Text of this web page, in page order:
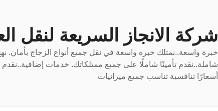
شركة الانجاز السريعة لنقل العفش
خبرة واسعة..نمتلك خبرة واسعة في نقل جميع أنواع الزجاج بأمان.
شاملة..نقدم تأمينًا شاملًا على جميع ممتلكاتك. خدمات
أسعارًا تنافسية تناسب جميع ميزانيات